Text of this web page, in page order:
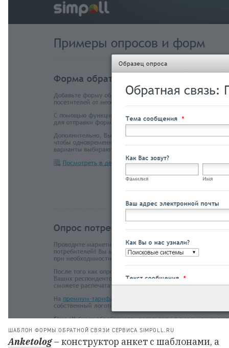
ШАБЛОН ФОРМЫ ОБРАТНОЙ СВЯЗИ СЕРВИСА SIMPOLL.RU
Anketolog– конструктор анкет с шаблонами, а